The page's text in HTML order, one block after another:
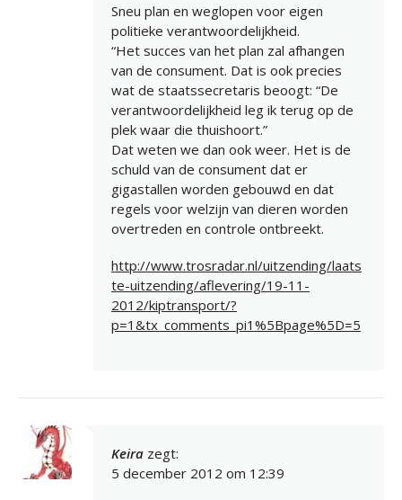
Sneu plan en weglopen voor eigen
politieke verantwoordelijkheid.
“Het succes van het plan zal afhangen
van de consument. Dat is ook precies
wat de staatssecretaris beoogt: “De
verantwoordelijkheid leg ik terug op de
plek waar die thuishoort.”
Dat weten we dan ook weer. Het is de
schuld van de consument dat er
gigastallen worden gebouwd en dat
regels voor welzijn van dieren worden
overtreden en controle ontbreekt.
http://www.trosradar.nl/uitzending/laats
te-uitzending/aflevering/19-11-
2012/kiptransport/?
p=1&tx_comments_pi1%5Bpage%5D=5
Keira zegt:
5 december 2012 om 12:39